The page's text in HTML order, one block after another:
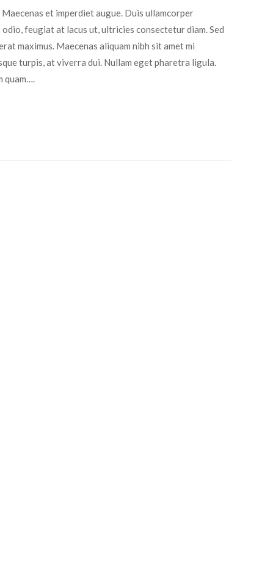
et imperdiet augue. Duis ullamcorper
feugiat at lacus ut, ultricies consectetur diam. Sed
maximus. Maecenas aliquam nibh sit amet mi
turpis, at viverra dui. Nullam eget pharetra ligula.
quam….